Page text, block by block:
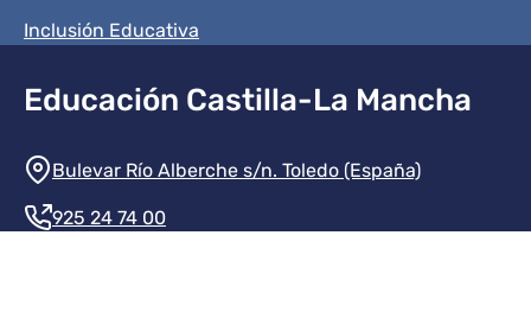
Inclusión Educativa
Educación Castilla-La Mancha
Información de la institución
Bulevar Río Alberche s/n. Toledo (España)
925 24 74 00